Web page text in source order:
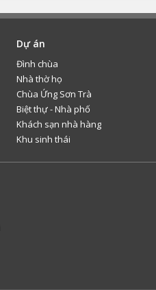
Dự án
Đình chùa
Nhà thờ họ
Chùa Ứng Sơn Trà
Biệt thự - Nhà phố
Khách sạn nhà hàng
Khu sinh thái